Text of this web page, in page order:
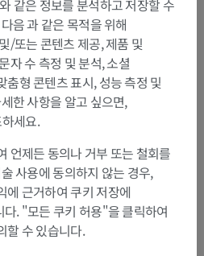
같은 정보를 분석하고 저장할 수
음 과 같은 목적을 위해
/또는 콘텐츠 제공, 제품 및
자 수 측정 및 분석, 소셜
춤형 콘텐츠 표시, 성능 측정 및
한 사항을 알고 싶으면,
세요.
언제든 동의나 거부 또는 철회를
사용에 동의하지 않는 경우,
에 근거하여 쿠키 저장에
. "모든 쿠키 허용"을 클릭하여
할 수 있습니다.